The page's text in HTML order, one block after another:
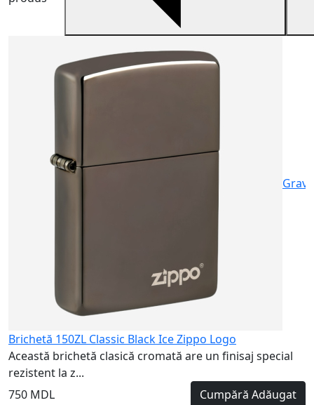
Brichetă 150ZL Classic Black Ice Zippo Logo
Această brichetă clasică cromată are un finisaj special
rezistent la z...
750 MDL
Cumpără Adăugat